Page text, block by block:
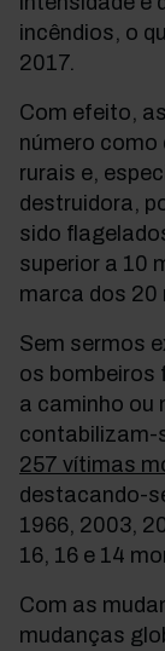
incêndios, o
2017.
Com efeito,
número como
rurais e,
destruidora,
sido
superior a 10
marca dos 20
Sem sermos
os bombeiros
a caminho ou
contabilizam-
257 vítimas
destacando-
1966, 2003,
16, 16 e 14
Com as
mudanças